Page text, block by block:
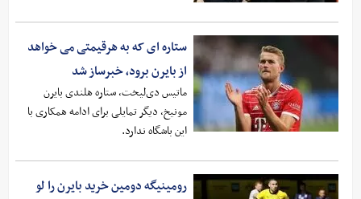
ستاره ای که به هرقیمتی می خواهد
از بایرن برود، خبرساز شد
ماتیس دی‌لیخت، ستاره هلندی بایرن
مونیخ، دیگر تمایلی برای ادامه همکاری با
این باشگاه ندارد.
رومینیگه دومین خرید بایرن را لو